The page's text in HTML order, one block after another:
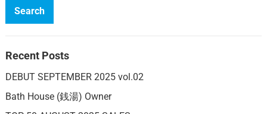
Search
Recent Posts
DEBUT SEPTEMBER 2025 vol.02
Bath House (銭湯) Owner